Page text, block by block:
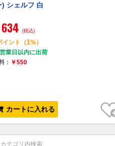
) シェルフ 白
634 (税込)
イント （1%）
業日以内に出荷
： ￥550
カートに入れる
お気に入り